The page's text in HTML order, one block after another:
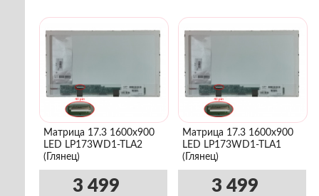
Матрица 17.3 1600x900
LED LP173WD1-TLA2
(Глянец)
3 499
Матрица 17.3 1600x900
LED LP173WD1-TLA1
(Глянец)
3 499